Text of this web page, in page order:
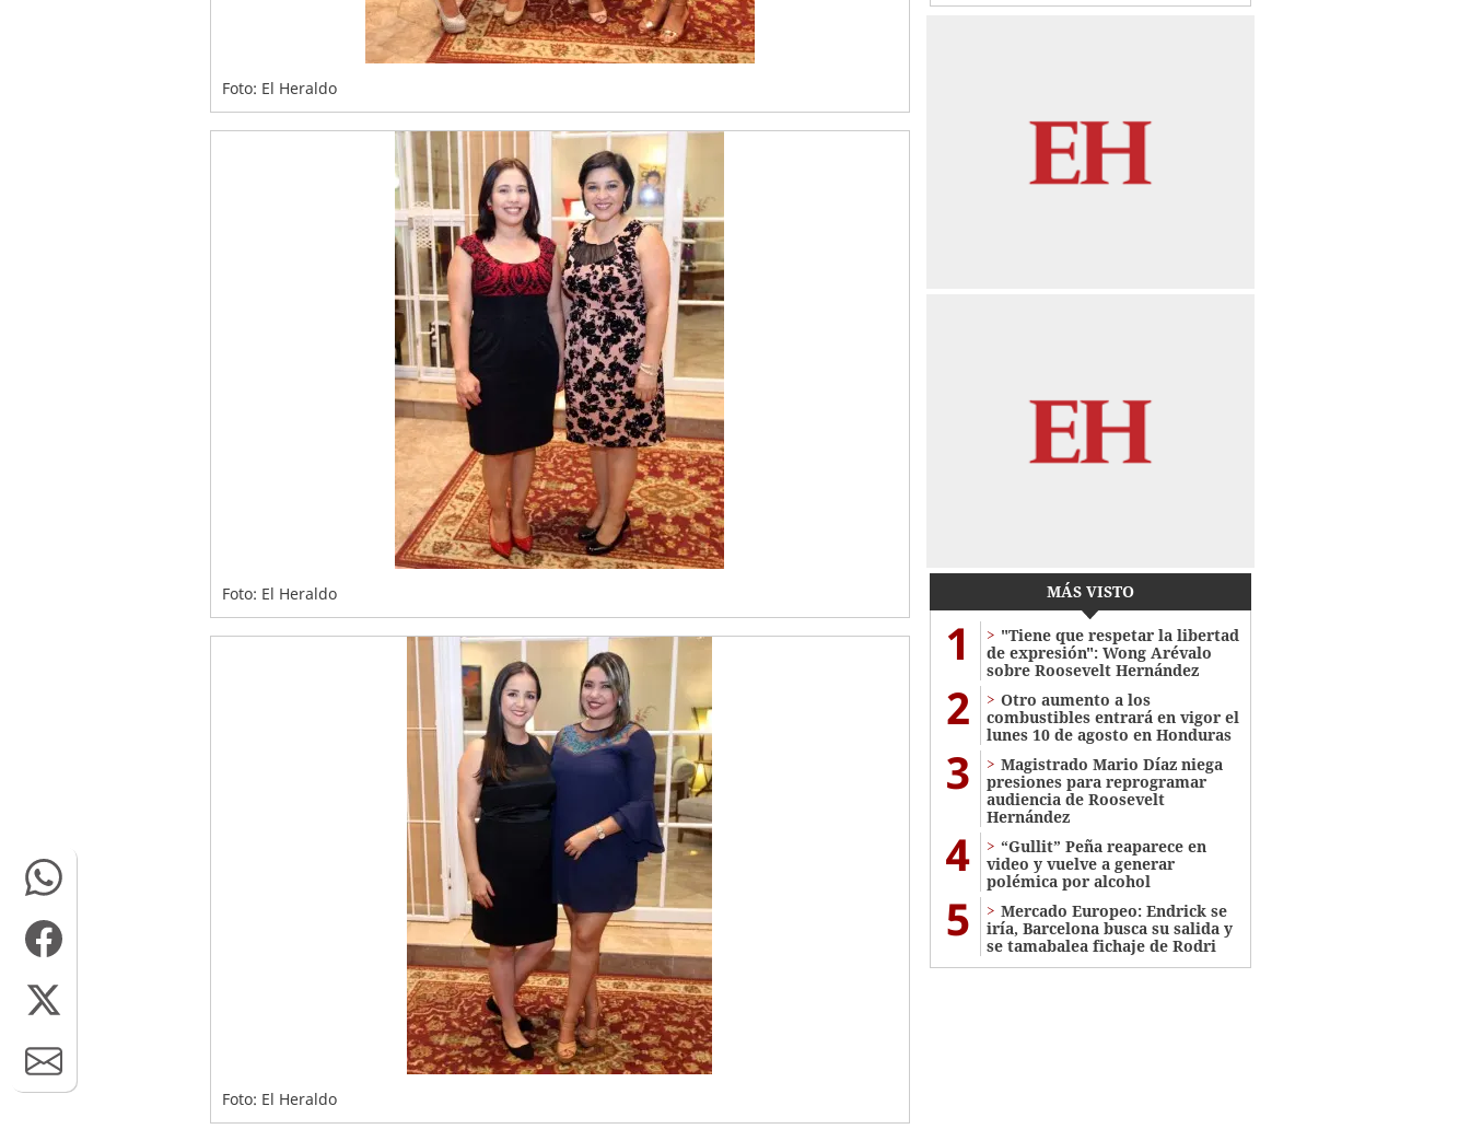
Foto: El Heraldo
Foto: El Heraldo
Foto: El Heraldo
MÁS VISTO
1
"Tiene que respetar la libertad
de expresión": Wong Arévalo
sobre Roosevelt Hernández
2
Otro aumento a los
combustibles entrará en vigor el
lunes 10 de agosto en Honduras
3
Magistrado Mario Díaz niega
presiones para reprogramar
audiencia de Roosevelt
Hernández
4
“Gullit” Peña reaparece en
video y vuelve a generar
polémica por alcohol
5
Mercado Europeo: Endrick se
iría, Barcelona busca su salida y
se tamabalea fichaje de Rodri